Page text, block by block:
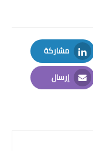
مشاركة
LinkedIn
إرسال
Email